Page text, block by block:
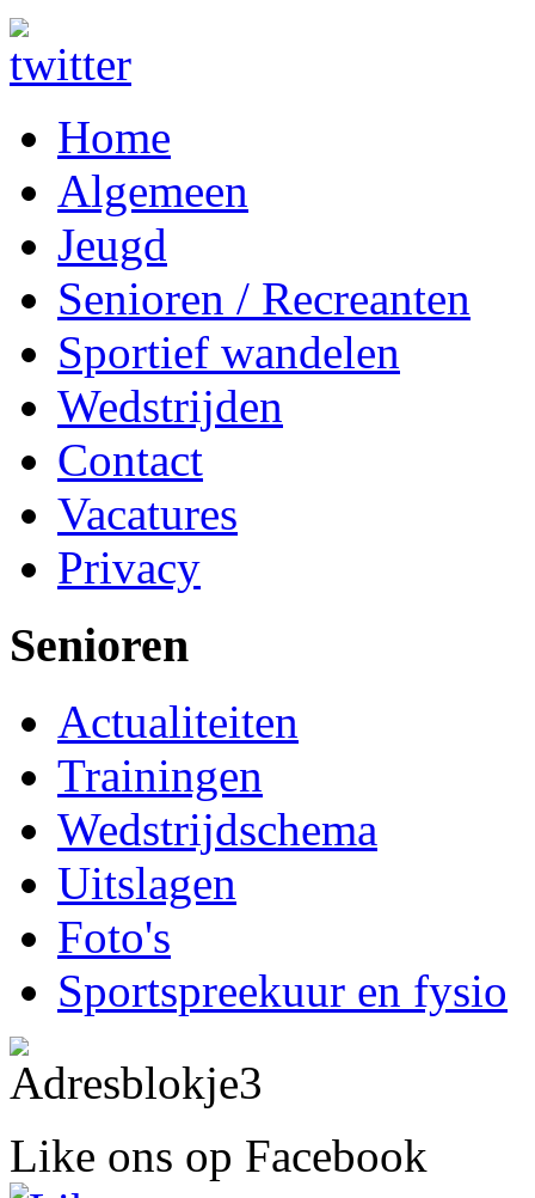
Home
Algemeen
Jeugd
Senioren / Recreanten
Sportief wandelen
Wedstrijden
Contact
Vacatures
Privacy
Senioren
Actualiteiten
Trainingen
Wedstrijdschema
Uitslagen
Foto's
Sportspreekuur en fysio
Like ons op Facebook